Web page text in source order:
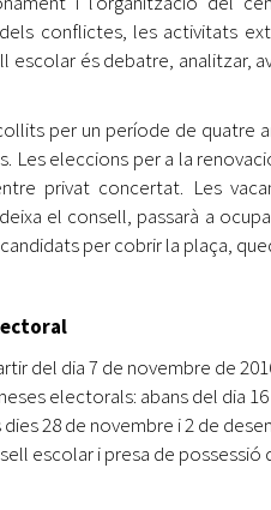
conflictes, les activitats
escolar és debatre, analitzar,
per un període de quatre
Les eleccions per a la
privat concertat. Les
el consell, passarà a
per cobrir la plaça,
del dia 7 de novembre de
electorals: abans del dia
28 de novembre i 2 de
escolar i presa de possessió